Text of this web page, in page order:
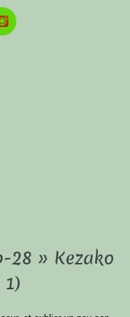
28 » Kezako